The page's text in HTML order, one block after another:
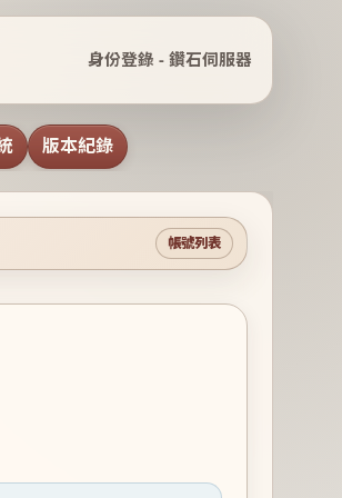
身份登錄 - 鑽石伺服器
版本紀錄
帳號列表